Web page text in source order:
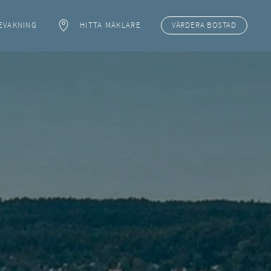
HITTA MÄKLARE VÄRDERA BOSTAD